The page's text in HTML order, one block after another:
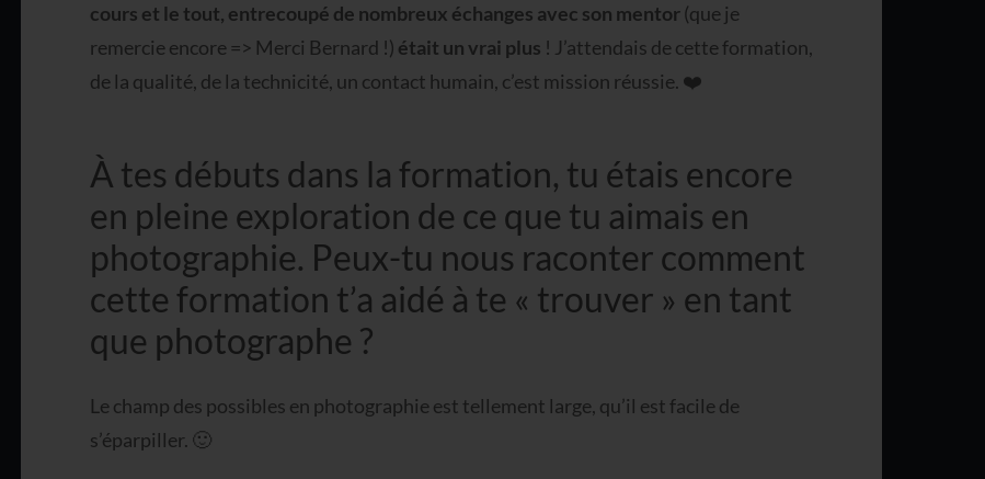
cours et le tout, entrecoupé de nombreux échanges avec son mentor(que je
remercie encore => Merci Bernard !) était un vrai plus ! J’attendais de cette formation,
de la qualité, de la technicité, un contact humain, c’est mission réussie. ❤️
À tes débuts dans la formation, tu étais encore
en pleine exploration de ce que tu aimais en
photographie. Peux-tu nous raconter comment
cette formation t’a aidé à te « trouver » en tant
que photographe ?
Le champ des possibles en photographie est tellement large, qu’il est facile de
s’éparpiller. 🙂